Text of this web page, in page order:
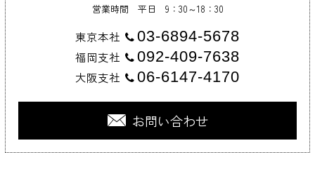
営業時間 平日 9：30～18：30
東京本社 03-6894-5678
福岡支社 092-409-7638
大阪支社 06-6147-4170
お問い合わせ